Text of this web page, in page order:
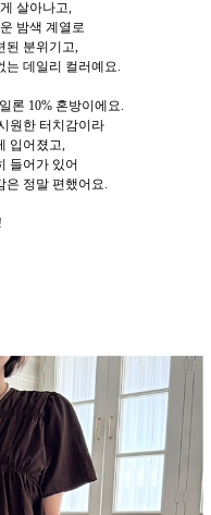
살아나고,
밤색 계열로
된 분위기고,
는 데일리 컬러예요.
론 10% 혼방이에요.
원한 터치감이라
입어졌고,
들어가 있어
은 정말 편했어요.